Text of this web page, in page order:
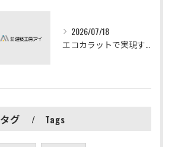
2026/07/18
タグ Tags